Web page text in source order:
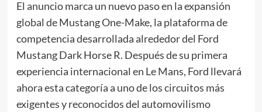
El anuncio marca un nuevo paso en la expansión
global de Mustang One-Make, la plataforma de
competencia desarrollada alrededor del Ford
Mustang Dark Horse R. Después de su primera
experiencia internacional en Le Mans, Ford llevará
ahora esta categoría a uno de los circuitos más
exigentes y reconocidos del automovilismo